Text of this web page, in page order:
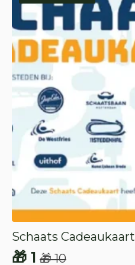
Schaats Cadeaukaart
🎁10
🎁 1